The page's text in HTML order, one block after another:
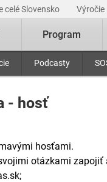
celé Slovensko Výročie
Podcasty
Program
- hosť
hosťami.
otázkami